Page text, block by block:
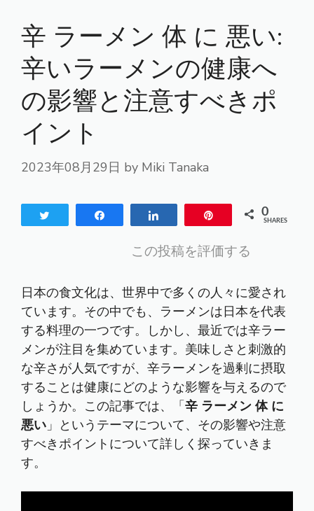
辛 ラーメン 体 に 悪い:
辛いラーメンの健康へ
の影響と注意すべきポ
イント
2023年08月29日 by Miki Tanaka
0
SHARES
この投稿を評価する
日本の食文化は、世界中で多くの人々に愛され
ています。その中でも、ラーメンは日本を代表
する料理の一つです。しかし、最近では辛ラー
メンが注目を集めています。美味しさと刺激的
な辛さが人気ですが、辛ラーメンを過剰に摂取
することは健康にどのような影響を与えるので
しょうか。この記事では、「辛 ラーメン 体 に
悪い 」というテーマについて、その影響や注意
すべきポイントについて詳しく探っていきま
す。